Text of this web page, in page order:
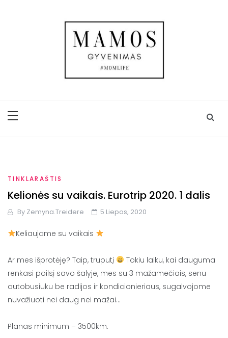
TINKLARAŠTIS
Kelionės su vaikais. Eurotrip 2020. 1 dalis
By Zemyna.treidere 5 Liepos, 2020
Keliaujame su vaikais
Ar mes išprotėję? Taip, truputį
Tokiu laiku, kai dauguma
renkasi poilsį savo šalyje, mes su 3 mažamečiais, senu
autobusiuku be radijos ir kondicionieriaus, sugalvojome
nuvažiuoti nei daug nei mažai…
Planas minimum – 3500km.